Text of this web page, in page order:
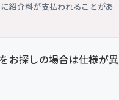
紹介料が支払われることがあ
お探しの場合は仕様が異